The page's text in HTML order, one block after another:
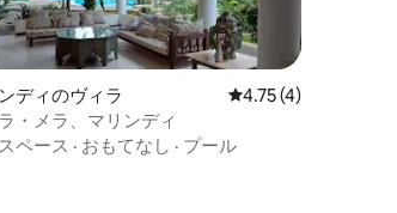
星中5.0つ星の平均評価
ディのヴィラ レビュー4件、5つ
4.75 (4)
・メラ、マリンディ
ペース · おもてなし · プール